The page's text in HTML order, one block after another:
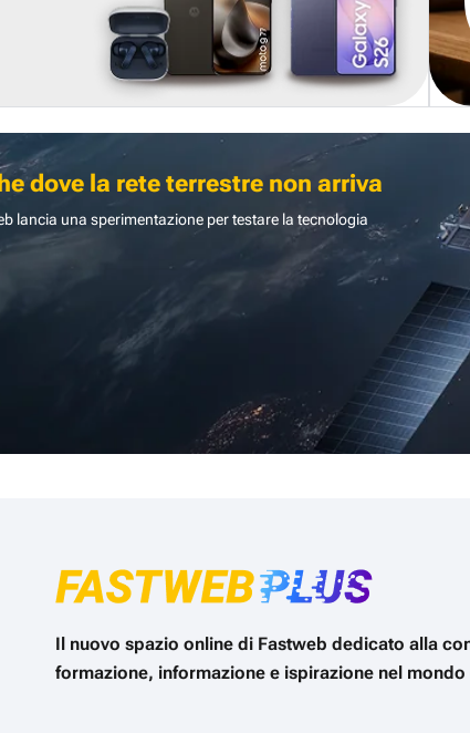
dove la rete terrestre non arriva
lancia una sperimentazione per testare la tecnologia
Il nuovo spazio online di Fastweb dedicato alla
formazione, informazione e ispirazione nel